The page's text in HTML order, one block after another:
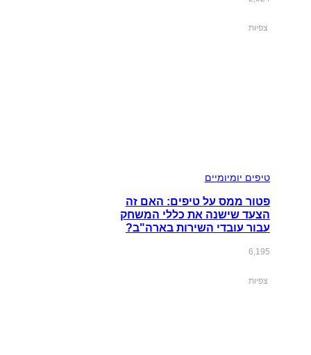
צפיות
טיפים יומיומיים
פטור ממס על טיפים: האם זה
הצעד שישנה את כללי המשחק
עבור עובדי השירות בארה"ב?
6,195
צפיות